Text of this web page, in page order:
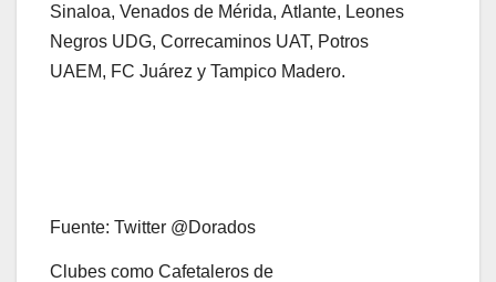
Sinaloa, Venados de Mérida, Atlante, Leones
Negros UDG, Correcaminos UAT, Potros
UAEM, FC Juárez y Tampico Madero.
Fuente: Twitter @Dorados
Clubes como Cafetaleros de